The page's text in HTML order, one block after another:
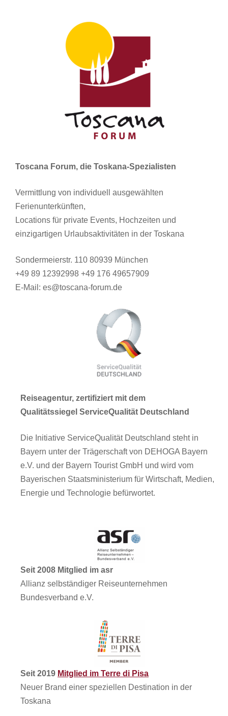
Toscana Forum, die Toskana-Spezialisten
Vermittlung von individuell ausgewählten
Ferienunterkünften,
Locations für private Events, Hochzeiten und
einzigartigen Urlaubsaktivitäten in der Toskana
Sondermeierstr. 110 80939 München
+49 89 12392998 +49 176 49657909
E-Mail: es@toscana-forum.de
Reiseagentur, zertifiziert mit dem
Qualitätssiegel ServiceQualität Deutschland
Die Initiative ServiceQualität Deutschland steht in
Bayern unter der Trägerschaft von DEHOGA Bayern
e.V. und der Bayern Tourist GmbH und wird vom
Bayerischen Staatsministerium für Wirtschaft, Medien,
Energie und Technologie befürwortet.
Seit 2008 Mitglied im asr
Allianz selbständiger Reiseunternehmen
Bundesverband e.V.
Seit 2019 Mitglied im Terre di Pisa
Neuer Brand einer speziellen Destination in der
Toskana